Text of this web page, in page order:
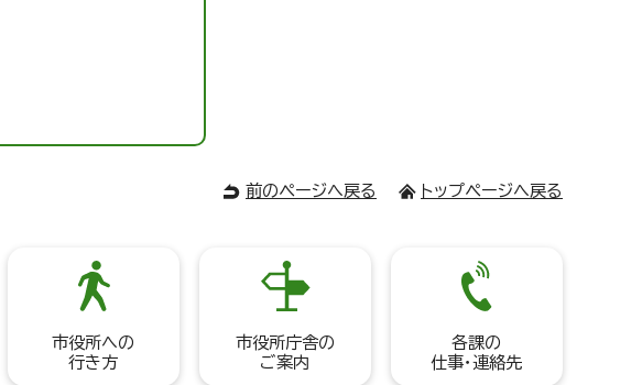
前のページへ戻る トップページへ戻る
市役所への
行き方
市役所庁舎の
ご案内
各課の
仕事・連絡先